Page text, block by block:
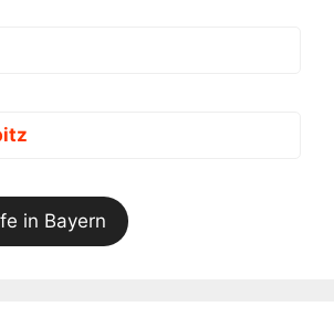
in Bayern